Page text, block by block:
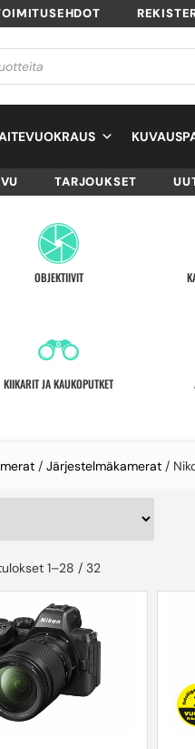
TARJOUKSET
OBJEKTIIVIT
KIIKARIT JA KAUKOPUTKET
/ Järjestelmäkamerat /
1–28 / 32